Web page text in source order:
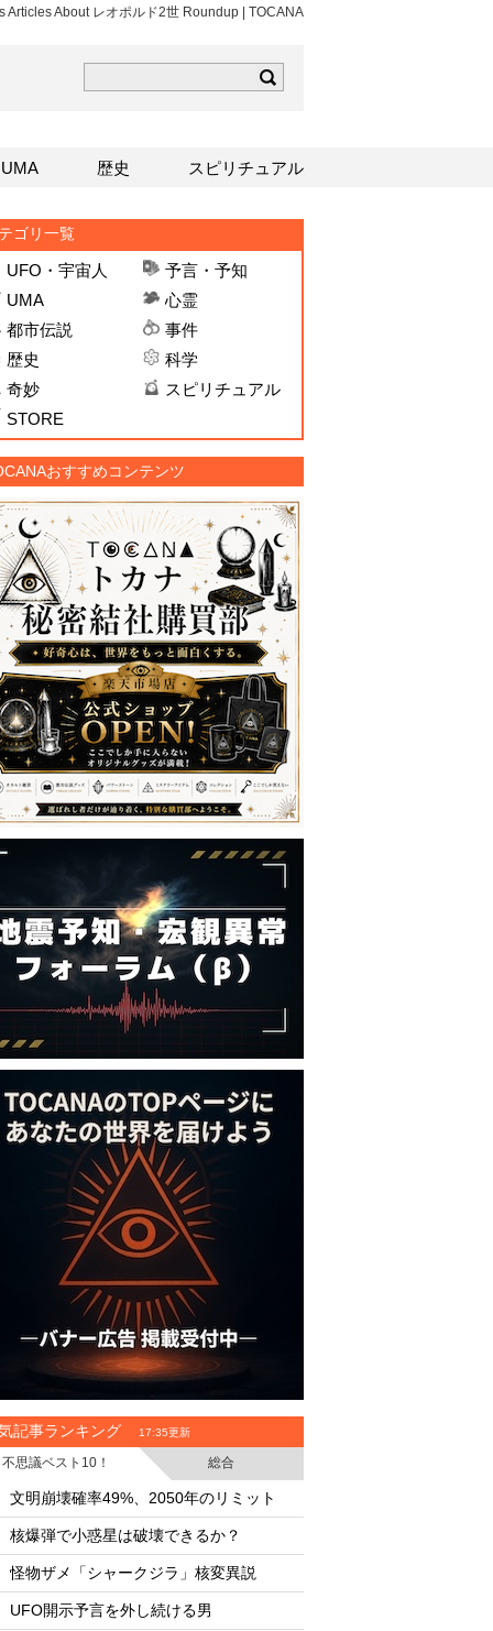
Articles About レオポルド2世 Roundup | TOCANA
ゴリ一覧
UFO・宇宙人
予言・予知
UMA
心霊
都市伝説
事件
歴史
科学
奇妙
スピリチュアル
STORE
おすすめコンテンツ
記事ランキング 17:35更新
不思議ベスト10！
総合
・
文明崩壊確率49%、2050年のリミット
・
核爆弾で小惑星は破壊できるか？
・
怪物ザメ「シャークジラ」核変異説
・
UFO開示予言を外し続ける男
UMA 歴史 スピリチュアル